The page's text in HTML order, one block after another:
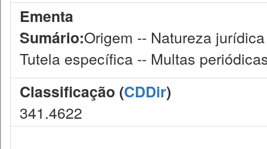
Ementa
Sumário:Origem -- Natureza
Tutela específica -- Multas
Classificação (CDDir)
341.4622